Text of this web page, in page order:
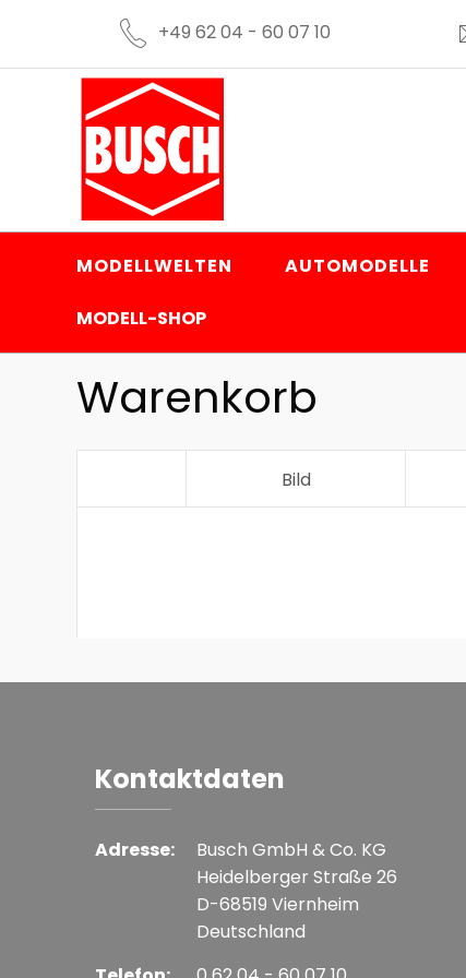
+49 62 04 - 60 07 10
MODELLWELTEN AUTOMODELLE
MODELL-SHOP
Warenkorb
Bild
Kontaktdaten
Adresse:
Busch GmbH & Co. KG
Heidelberger Straße 26
D-68519 Viernheim
Deutschland